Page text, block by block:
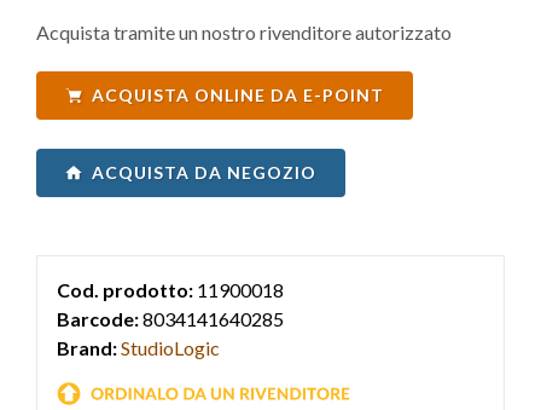
Acquista tramite un nostro rivenditore autorizzato
ACQUISTA ONLINE DA E-POINT
ACQUISTA DA NEGOZIO
Cod. prodotto: 11900018
Barcode:8034141640285
Brand:StudioLogic